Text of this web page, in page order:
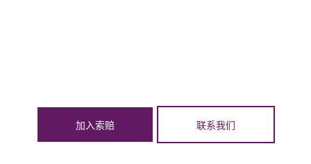
加入索赔 联系我们